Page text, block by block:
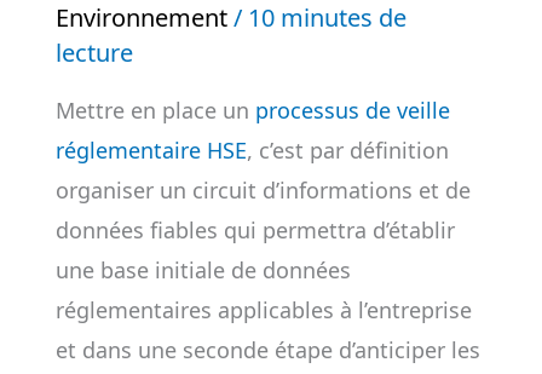
Environnement/ 10 minutes de
lecture
Mettre en place un processus de veille
réglementaire HSE, c’est par définition
organiser un circuit d’informations et de
données fiables qui permettra d’établir
une base initiale de données
réglementaires applicables à l’entreprise
et dans une seconde étape d’anticiper les